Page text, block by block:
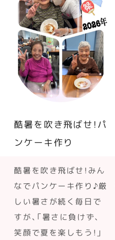
酷暑を吹き飛ばせ！パ
ンケーキ作り
酷暑を吹き飛ばせ！みん
なでパンケーキ作り♪厳
しい暑さが続く毎日で
すが、「暑さに負けず、
笑顔で夏を楽しもう！」